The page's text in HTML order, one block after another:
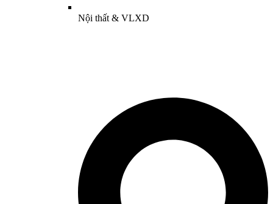
Nội thất & VLXD